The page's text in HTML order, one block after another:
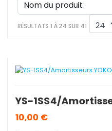
RÉSULTATS 1 À 24 SUR 41
10,00 €